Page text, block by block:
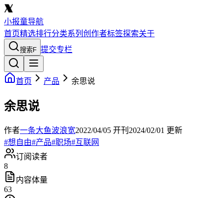
小报童导航
首页精选排行分类系列 创作者标签探索关于
搜索F 提交专栏
首页 产品 余思说
余思说
作者一条大鱼波浪宽2022/04/05 开刊 2024/02/01 更新
#想自由#产品#职场#互联网
订阅读者
8
内容体量
63